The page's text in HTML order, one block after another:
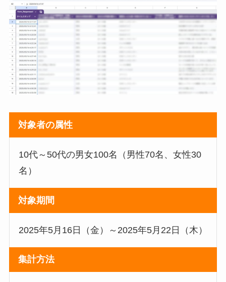
対象者の属性
10代～50代の男女100名（男性70名、女性30
名）
対象期間
2025年5月16日（金）～2025年5月22日（木）
集計方法